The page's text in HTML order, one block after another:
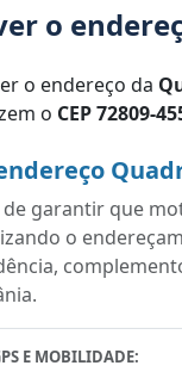
o
o endereço da
o CEP 72809-
garantir que
o
E MOBILIDADE: